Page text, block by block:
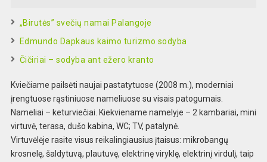
„Birutės” svečių namai Palangoje
Edmundo Dapkaus kaimo turizmo sodyba
Čičiriai – sodyba ant ežero kranto
Kviečiame pailsėti naujai pastatytuose (2008 m.), moderniai
įrengtuose rąstiniuose nameliuose su visais patogumais.
Nameliai – keturviečiai. Kiekviename namelyje – 2 kambariai, mini
virtuvė, terasa, dušo kabina, WC; TV, patalynė.
Virtuvėlėje rasite visus reikalingiausius įtaisus: mikrobangų
krosnelę, šaldytuvą, plautuvę, elektrinę viryklę, elektrinį virdulį, taip